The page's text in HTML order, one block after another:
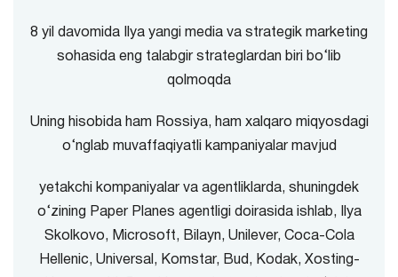
8 yil davomida Ilya yangi media va strategik marketing
sohasida eng talabgir strateglardan biri bo‘lib
qolmoqda
Uning hisobida ham Rossiya, ham xalqaro miqyosdagi
o‘nglab muvaffaqiyatli kampaniyalar mavjud
yetakchi kompaniyalar va agentliklarda, shuningdek
o‘zining Paper Planes agentligi doirasida ishlab, Ilya
Skolkovo, Microsoft, Bilayn, Unilever, Coca-Cola
Hellenic, Universal, Komstar, Bud, Kodak, Xosting-